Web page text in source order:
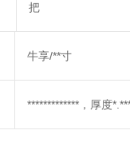
把
牛享/**寸
*************，厚度